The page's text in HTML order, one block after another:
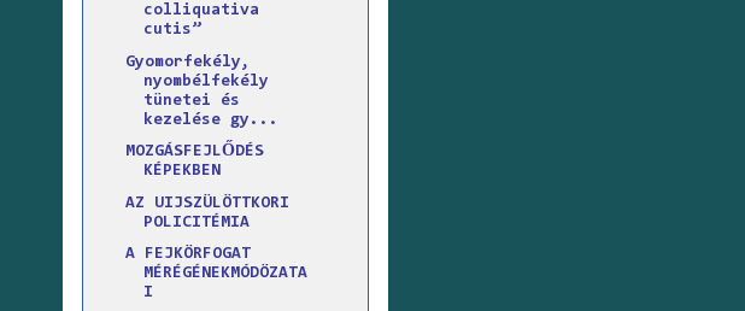
colliquativa
cutis”
Gyomorfekély,
nyombélfekély
tünetei és
kezelése gy...
MOZGÁSFEJLŐDÉS
KÉPEKBEN
AZ UIJSZÜLÖTTKORI
POLICITÉMIA
A FEJKÖRFOGAT
MÉRÉGÉNEKMÓDÖZATA
I